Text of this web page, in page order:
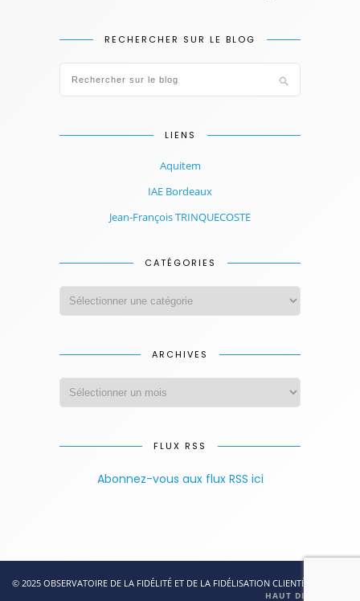
RECHERCHER SUR LE BLOG
LIENS
Aquitem
IAE Bordeaux
Jean-François TRINQUECOSTE
CATÉGORIES
ARCHIVES
FLUX RSS
Abonnez-vous aux flux RSS ici
© 2025 OBSERVATOIRE DE LA FIDÉLITÉ ET DE LA FIDÉLISATION CLIENTÈLE
HAUT DE PAGE